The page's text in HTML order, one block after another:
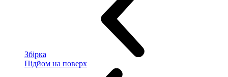
Збірка
Підйом на поверх